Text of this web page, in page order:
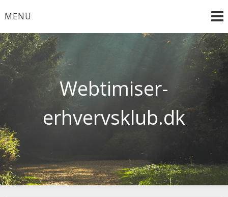
toMENU
Webtimiser-
erhvervsklub.dk